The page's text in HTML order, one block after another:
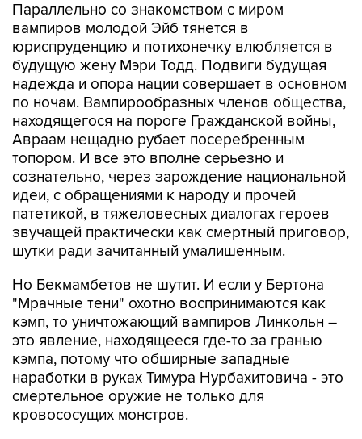
Параллельно со знакомством с миром
вампиров молодой Эйб тянется в
юриспруденцию и потихонечку влюбляется в
будущую жену Мэри Тодд. Подвиги будущая
надежда и опора нации совершает в основном
по ночам. Вампирообразных членов общества,
находящегося на пороге Гражданской войны,
Авраам нещадно рубает посеребренным
топором. И все это вполне серьезно и
сознательно, через зарождение национальной
идеи, с обращениями к народу и прочей
патетикой, в тяжеловесных диалогах героев
звучащей практически как смертный приговор,
шутки ради зачитанный умалишенным.
Но Бекмамбетов не шутит. И если у Бертона
"Мрачные тени" охотно воспринимаются как
кэмп, то уничтожающий вампиров Линкольн –
это явление, находящееся где-то за гранью
кэмпа, потому что обширные западные
наработки в руках Тимура Нурбахитовича - это
смертельное оружие не только для
кровососущих монстров.